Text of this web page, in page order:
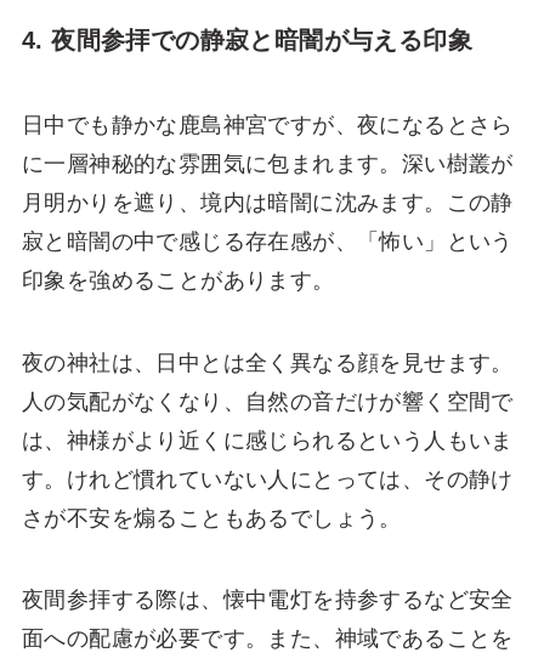
4. 夜間参拝での静寂と暗闇が与える印象
日中でも静かな鹿島神宮ですが、夜になるとさら
に一層神秘的な雰囲気に包まれます。深い樹叢が
月明かりを遮り、境内は暗闇に沈みます。この静
寂と暗闇の中で感じる存在感が、「怖い」という
印象を強めることがあります。
夜の神社は、日中とは全く異なる顔を見せます。
人の気配がなくなり、自然の音だけが響く空間で
は、神様がより近くに感じられるという人もいま
す。けれど慣れていない人にとっては、その静け
さが不安を煽ることもあるでしょう。
夜間参拝する際は、懐中電灯を持参するなど安全
面への配慮が必要です。また、神域であることを